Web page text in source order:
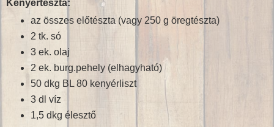
Kenyértészta:
az összes előtészta (vagy 250 g öregtészta)
2 tk. só
3 ek. olaj
2 ek. burg.pehely (elhagyható)
50 dkg BL 80 kenyérliszt
3 dl víz
1,5 dkg élesztő